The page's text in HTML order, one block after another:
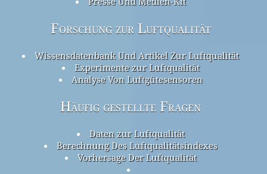
Forschung zur Luftqualität
Wissensdatenbank Und Artikel Zur Luftqualität
Experimente zur Luftqualität
Analyse Von Luftgütesensoren
Häufig gestellte Fragen
Daten zur Luftqualität
Berechnung Des Luftqualitätsindexes
Vorhersage Der Luftqualität